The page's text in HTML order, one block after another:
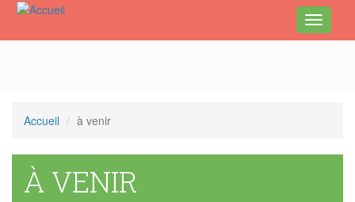
Toggle
Accueil à venir
À VENIR